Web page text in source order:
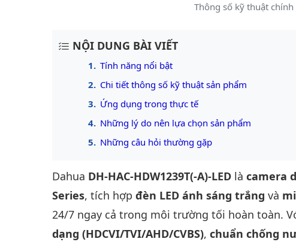
Thông số kỹ thuật chính
NỘI DUNG BÀI VIẾT
Tính năng nổi bật
Chi tiết thông số kỹ thuật sản phẩm
Ứng dụng trong thực tế
Những lý do nên lựa chọn sản phẩm
Những câu hỏi thường gặp
Dahua DH-HAC-HDW1239T(-A)-LED là camera
Series, tích hợp đèn LED ánh sáng trắng và
24/7 ngay cả trong môi trường tối hoàn toàn.
dạng (HDCVI/TVI/AHD/CVBS), chuẩn chống